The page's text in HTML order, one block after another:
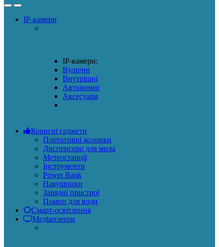
IP-камери
IP-камери:
Вуличні
Внутрішні
Автономні
Аксесуари
Корисні гаджети
Портативні колонки
Диспенсери для мила
Метеостанції
Інструменти
Power Bank
Навушники
Зарядні пристрої
Помпи для води
Смарт-освітлення
Медіаплеери